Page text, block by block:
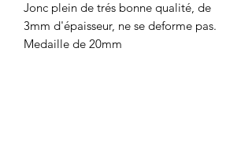
Jonc plein de trés bonne qualité, de
3mm d'épaisseur, ne se deforme pas.
Medaille de 20mm